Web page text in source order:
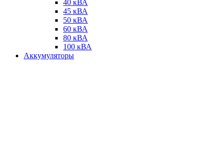
40 кВА
45 кВА
50 кВА
60 кВА
80 кВА
100 кВА
Аккумуляторы